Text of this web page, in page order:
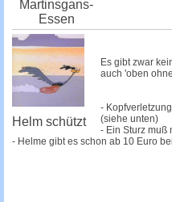
Martinsgans-
Essen
Helm schützt
Es gibt zwar
auch 'oben
-
(siehe unten)
- Ein Sturz muß
- Helme gibt es schon ab 10 Euro